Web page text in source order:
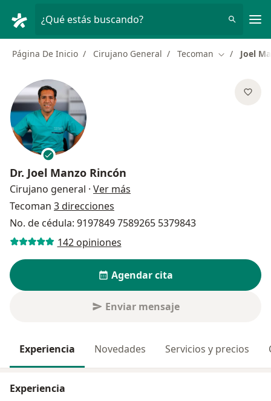
¿Qué estás buscando?
Página De Inicio Cirujano General Tecoman Cambiar de
Joel
Dr. Joel Manzo Rincón
Cirujano general · Ver más
Tecoman 3 direcciones
No. de cédula: 9197849 7589265 5379843
142 opiniones
Agendar cita
Enviar mensaje
Experiencia Novedades Servicios y precios
Experiencia